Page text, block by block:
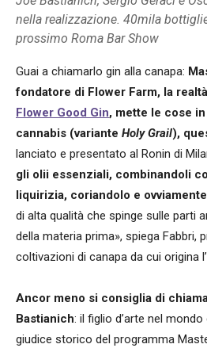
nella realizzazione. 40mila
prossimo Roma Bar Show
Guai a chiamarlo gin alla canapa:
fondatore di Flower Farm, la
Flower Good Gin, mette le cose
cannabis (variante Holy Grail),
lanciato e presentato al Ronin di
gli olii essenziali, combinandoli
liquirizia, coriandolo e
di alta qualità che spinge sulle parti
della materia prima», spiega Fabbri,
coltivazioni di canapa da cui origina
Ancor meno si consiglia di
Bastianich: il figlio d’arte nel
giudice storico del programma